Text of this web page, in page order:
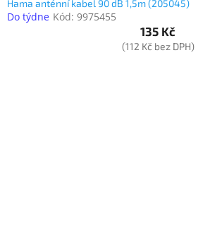
Hama anténní kabel 90 dB 1,5m (205045)
Do týdne Kód: 9975455
135 Kč
(112 Kč bez DPH)